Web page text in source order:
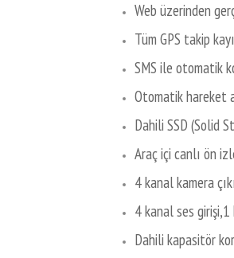
Web üzerinden
Tüm GPS takip
SMS ile otomatik
Otomatik hareket
Dahili SSD (Solid
Araç içi canlı ön
4 kanal kamera
4 kanal ses girişi,1
Dahili kapasitör